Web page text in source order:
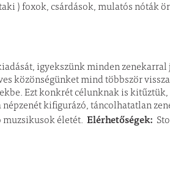
) foxok, csárdások, mulatós nóták
igyekszünk minden
közönségünket mind többször
Ezt konkrét célunknak is
népzenét kifigurázó, táncolhatatlan
muzsikusok életét.Elérhetőségek: